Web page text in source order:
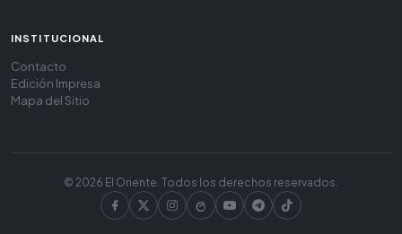
INSTITUCIONAL
Contacto
Edición Impresa
Mapa del Sitio
© 2026 El Oriente. Todos los derechos reservados.